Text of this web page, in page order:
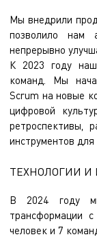
Мы внедрили
позволило нам
непрерывно
К 2023 году
команд. Мы
Scrum на новые
цифровой
ретроспективы,
инструментов для
ТЕХНОЛОГИИ
В 2024 году
трансформации
человек и 7